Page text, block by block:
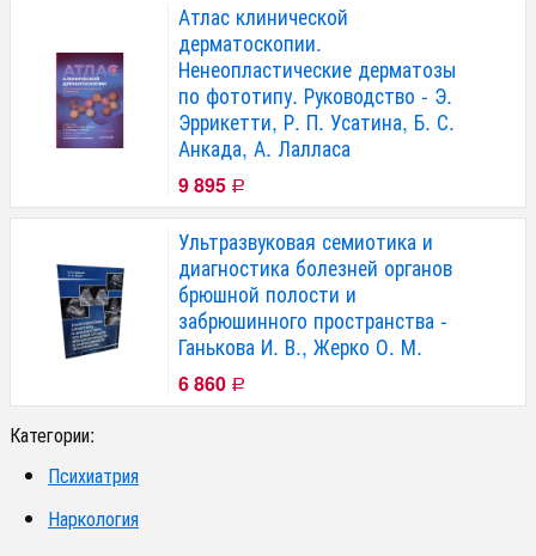
Атлас клинической
дерматоскопии.
Ненеопластические дерматозы
по фототипу. Руководство - Э.
Эррикетти, Р. П. Усатина, Б. С.
Анкада, А. Лалласа
9 895 Р
Ультразвуковая семиотика и
диагностика болезней органов
брюшной полости и
забрюшинного пространства -
Ганькова И. В., Жерко О. М.
6 860 Р
Категории:
Психиатрия
Наркология